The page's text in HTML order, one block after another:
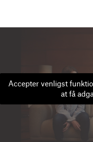
Accepter venligst
at få